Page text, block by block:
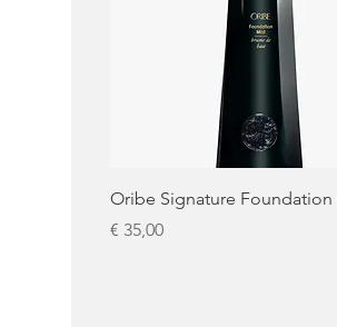
Oribe Signature Foundation
Prijs
€ 35,00